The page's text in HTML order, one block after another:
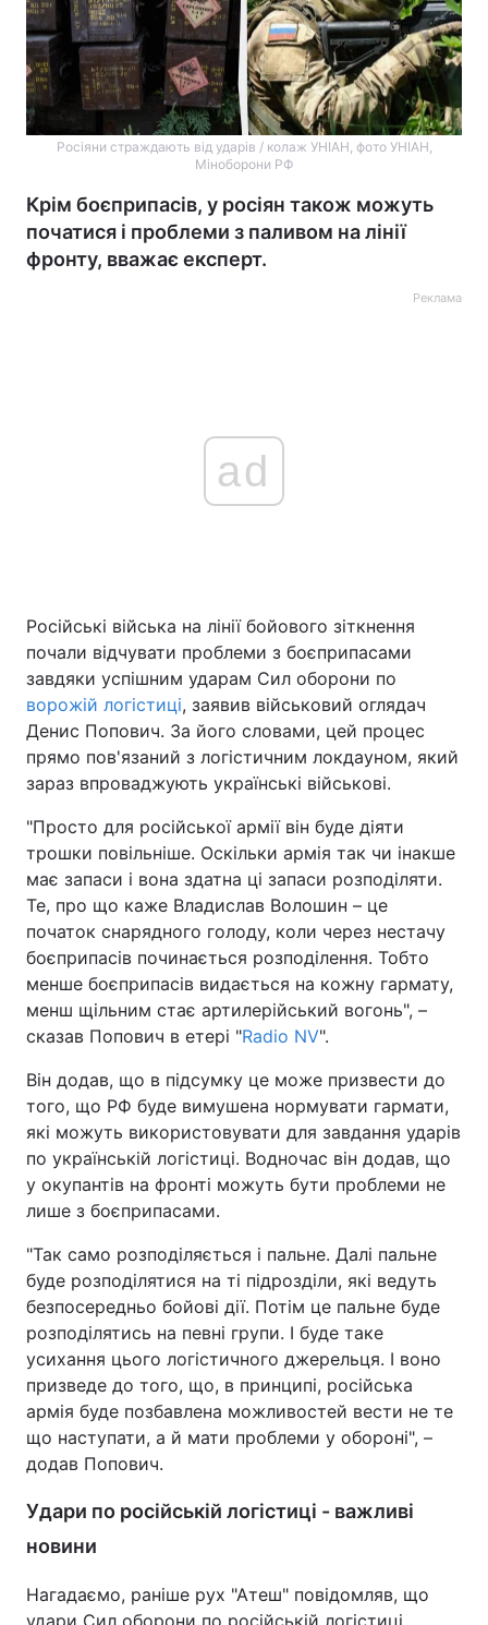
Росіяни страждають від ударів / колаж УНІАН, фото УНІАН,
Міноборони РФ
Крім боєприпасів, у росіян також можуть
початися і проблеми з паливом на лінії
фронту, вважає експерт.
Реклама
ad
Російські війська на лінії бойового зіткнення
почали відчувати проблеми з боєприпасами
завдяки успішним ударам Сил оборони по
ворожій логістиці, заявив військовий оглядач
Денис Попович. За його словами, цей процес
прямо пов'язаний з логістичним локдауном, який
зараз впроваджують українські військові.
"Просто для російської армії він буде діяти
трошки повільніше. Оскільки армія так чи інакше
має запаси і вона здатна ці запаси розподіляти.
Те, про що каже Владислав Волошин – це
початок снарядного голоду, коли через нестачу
боєприпасів починається розподілення. Тобто
менше боєприпасів видається на кожну гармату,
менш щільним стає артилерійський вогонь", –
сказав Попович в етері "Radio NV".
Він додав, що в підсумку це може призвести до
того, що РФ буде вимушена нормувати гармати,
які можуть використовувати для завдання ударів
по українській логістиці. Водночас він додав, що
у окупантів на фронті можуть бути проблеми не
лише з боєприпасами.
"Так само розподіляється і пальне. Далі пальне
буде розподілятися на ті підрозділи, які ведуть
безпосередньо бойові дії. Потім це пальне буде
розподілятись на певні групи. І буде таке
усихання цього логістичного джерельця. І воно
призведе до того, що, в принципі, російська
армія буде позбавлена можливостей вести не те
що наступати, а й мати проблеми у обороні", –
додав Попович.
Удари по російській логістиці - важливі
новини
Нагадаємо, раніше рух "Атеш" повідомляв, що
удари Сил оборони по російській логістиці